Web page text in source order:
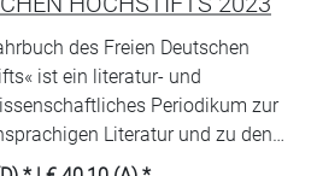
des Freien Deutschen
ist ein literatur- und
Periodikum zur
Literatur und zu den
zwischen Dichtung